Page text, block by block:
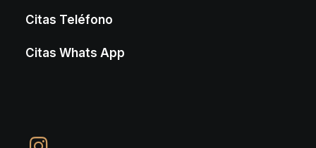
Citas Teléfono
Citas Whats App